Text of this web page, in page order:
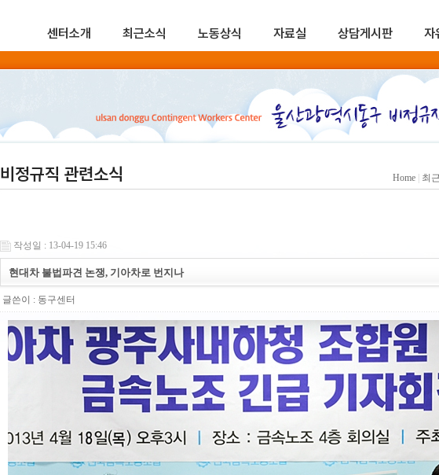
센터소개 최근소식 노동상식 자료실 상담게시판 자
비정규직 관련소식 Home 최
작성일 : 13-04-19 15:46
현대차 불법파견 논쟁, 기아차로 번지나
글쓴이 : 동구센터